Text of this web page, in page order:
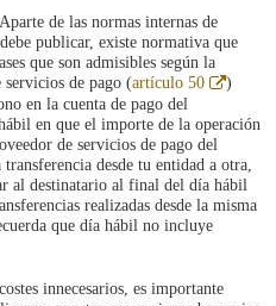
de las normas internas de
publicar, existe normativa que
que son admisibles según la
de pago (artículo 50
Abre
ventana
nueva
)
en la cuenta de pago del
en que el importe de la operación
de servicios de pago del
desde tu entidad a otra,
al destinatario al final del día hábil
realizadas desde la misma
que día hábil no incluye
innecesarios, es importante